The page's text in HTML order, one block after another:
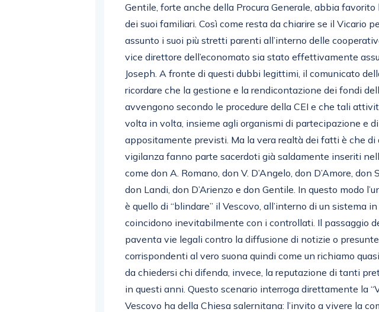
Gentile, forte anche della Procura Generale, abbia favorito
dei suoi familiari. Così come resta da chiarire se il Vicario
assunto i suoi più stretti parenti all’interno delle
vice direttore dell’economato sia stato effettivamente
Joseph. A fronte di questi dubbi legittimi, il comunicato
ricordare che la gestione e la rendicontazione dei fondi
avvengono secondo le procedure della CEI e che tali
volta in volta, insieme agli organismi di partecipazione e
appositamente previsti. Ma la vera realtà dei fatti è che di
vigilanza fanno parte sacerdoti già saldamente inseriti
come don A. Romano, don V. D’Angelo, don D’Amore, don
don Landi, don D’Arienzo e don Gentile. In questo modo
è quello di “blindare” il Vescovo, all’interno di un sistema
coincidono inevitabilmente con i controllati. Il passaggio
paventa vie legali contro la diffusione di notizie o
corrispondenti al vero suona quindi come un richiamo
da chiedersi chi difenda, invece, la reputazione di tanti
in questi anni. Questo scenario interroga direttamente la
Vescovo ha della Chiesa salernitana: l’invito a vivere la